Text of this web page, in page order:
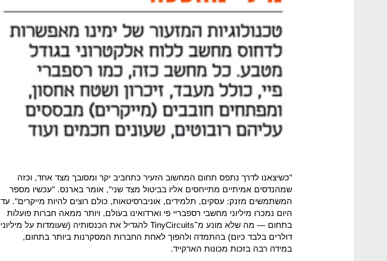
"כשיצאנו לדרך נתפס תחום המחשוב הזעיר כתחביב יקר ומסובך מצד אחד, וכזה
שמהנדסים אמיתיים מתייחסים אליו בביטול מצד שני", אומר בארנס. "עכשיו מספר
המשתמשים מזנק: עסקים, תלמידים, אוניברסיטאות, כולם רוצים להיות מייקרים". עד
היום נמכרו מיליוני מחשבי רספבריי פי וארדואינו בעולם, ויותר ממאה חברות פועלות
בתחום — מה שלא מונע מ־TinyCircuits להגדיל את הכנסותיה (שעומדות על מיליוני
דולרים בלבד כיום) בהתמדה ולהפוך לאחת החברות המסקרנות ביותר בתחום,
במידה רבה בזכות מכונות הארקייד.